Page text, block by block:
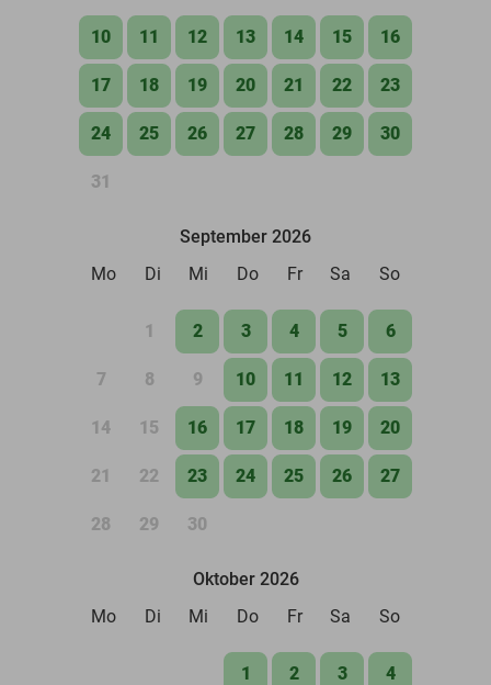
10 11 12 13 14 15 16
17 18 19 20 21 22 23
24 25 26 27 28 29 30
31
September 2026
Mo
Di Mi Do Fr Sa So
1 2 3 4 5 6
7 8 9 10 11 12 13
14 15 16 17 18 19 20
21 22 23 24 25 26 27
28 29 30
Oktober 2026
Mo
Di Mi Do Fr Sa So
1 2 3 4